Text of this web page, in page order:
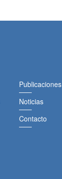
Publicaciones
Noticias
Contacto